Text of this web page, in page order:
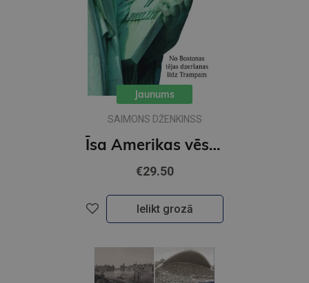
Jaunums
SAIMONS DŽENKINSS
Īsa Amerikas vēsture. No Bostonas tējas dzeršanas līdz Trampam
€29.50
Ielikt grozā